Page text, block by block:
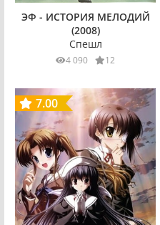
ЭФ - ИСТОРИЯ МЕЛОДИЙ
(2008)
Спешл
4 090 12
7.00